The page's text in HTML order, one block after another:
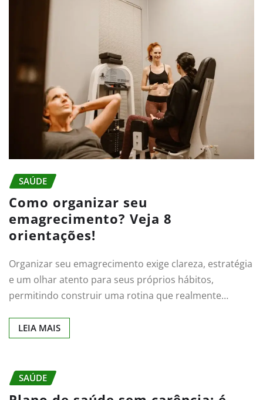
SAÚDE
Como organizar seu
emagrecimento? Veja 8
orientações!
Organizar seu emagrecimento exige clareza, estratégia
e um olhar atento para seus próprios hábitos,
permitindo construir uma rotina que realmente…
LEIA MAIS
SAÚDE